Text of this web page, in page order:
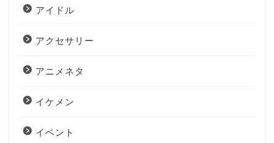
アイドル
アクセサリー
アニメネタ
イケメン
イベント